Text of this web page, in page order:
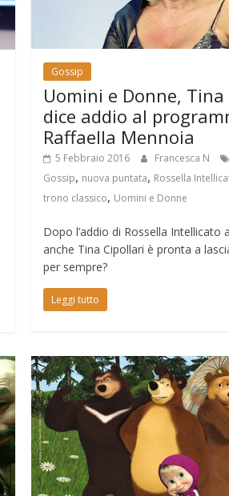
Gossip
Uomini e Donne,
dice addio al
Raffaella Mennoia
5 Febbraio 2016 Francesca N
Gossip, nuova puntata, Rossella
trono classico, Uomini e Donne
Dopo l’addio di Rossella Intellicato
anche Tina Cipollari è pronta a
per sempre?
Leggi tutto